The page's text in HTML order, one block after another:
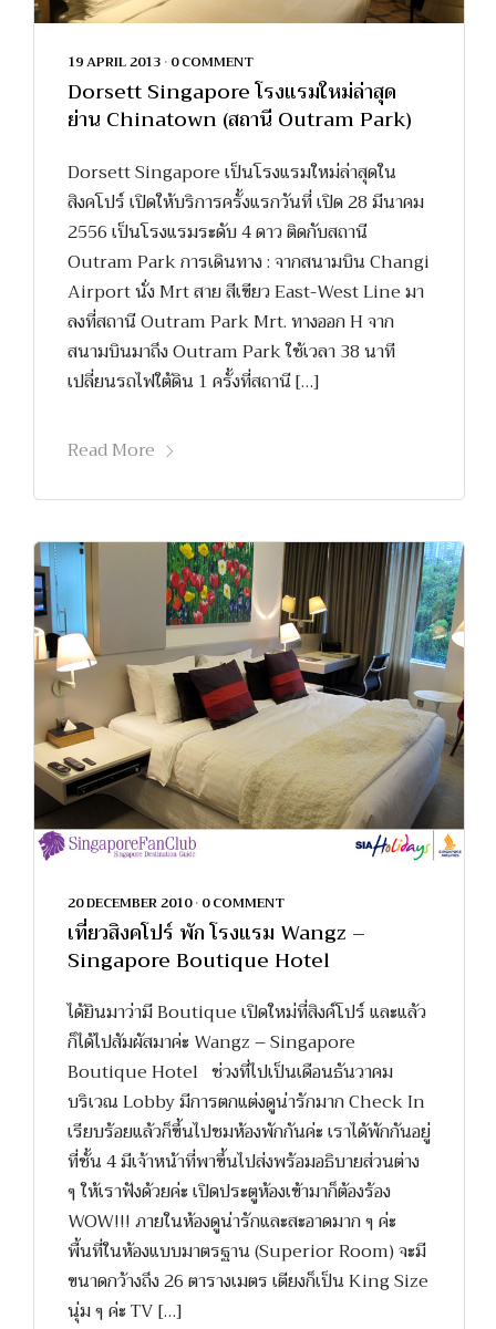
19 APRIL 2013 • 0 COMMENT
Dorsett Singapore โรงแรมใหม่ล่าสุด
ย่าน Chinatown (สถานี Outram Park)
Dorsett Singapore เป็นโรงแรมใหม่ล่าสุดใน
สิงคโปร์ เปิดให้บริการครั้งแรกวันที่ เปิด 28 มีนาคม
2556 เป็นโรงแรมระดับ 4 ดาว ติดกับสถานี
Outram Park การเดินทาง : จากสนามบิน Changi
Airport นั่ง Mrt สาย สีเขียว East-West Line มา
ลงที่สถานี Outram Park Mrt. ทางออก H จาก
สนามบินมาถึง Outram Park ใช้เวลา 38 นาที
เปลี่ยนรถไฟใต้ดิน 1 ครั้งที่สถานี […]
Read More
20 DECEMBER 2010 • 0 COMMENT
เที่ยวสิงคโปร์ พัก โรงแรม Wangz –
Singapore Boutique Hotel
ได้ยินมาว่ามี Boutique เปิดใหม่ที่สิงค์โปร์ และแล้ว
ก็ได้ไปสัมผัสมาค่ะ Wangz – Singapore
Boutique Hotel ช่วงที่ไปเป็นเดือนธันวาคม
บริเวณ Lobby มีการตกแต่งดูน่ารักมาก Check In
เรียบร้อยแล้วก็ขึ้นไปชมห้องพักกันค่ะ เราได้พักกันอยู่
ที่ชั้น 4 มีเจ้าหน้าที่พาขึ้นไปส่งพร้อมอธิบายส่วนต่าง
ๆ ให้เราฟังด้วยค่ะ เปิดประตูห้องเข้ามาก็ต้องร้อง
WOW!!! ภายในห้องดูน่ารักและสะอาดมาก ๆ ค่ะ
พื้นที่ในห้องแบบมาตรฐาน (Superior Room) จะมี
ขนาดกว้างถึง 26 ตารางเมตร เตียงก็เป็น King Size
นุ่ม ๆ ค่ะ TV […]